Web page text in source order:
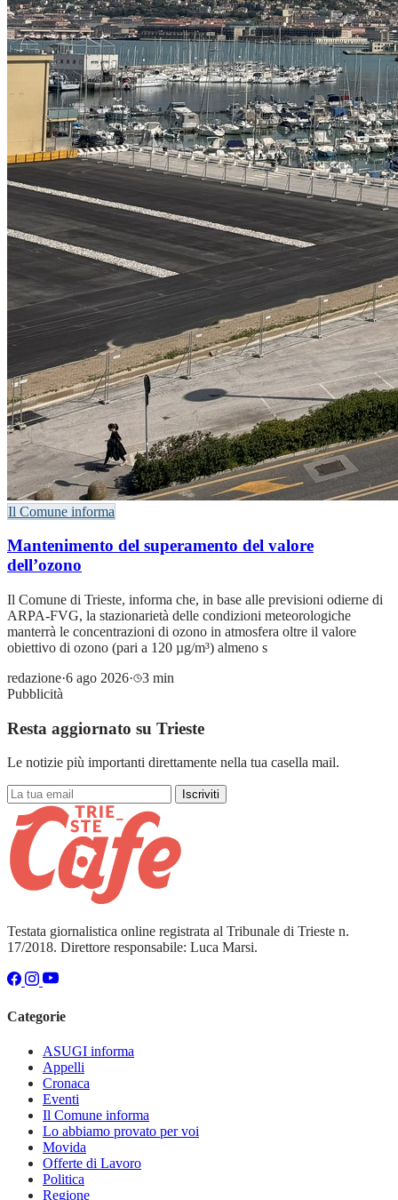
Il Comune informa
Mantenimento del superamento del valore
dell’ozono
Il Comune di Trieste, informa che, in base alle previsioni odierne di
ARPA-FVG, la stazionarietà delle condizioni meteorologiche
manterrà le concentrazioni di ozono in atmosfera oltre il valore
obiettivo di ozono (pari a 120 µg/m³) almeno s
redazione·6 ago 2026·
3 min
Pubblicità
Resta aggiornato su Trieste
Le notizie più importanti direttamente nella tua casella mail.
Iscriviti
Testata giornalistica online registrata al Tribunale di Trieste n.
17/2018. Direttore responsabile: Luca Marsi.
Categorie
ASUGI informa
Appelli
Cronaca
Eventi
Il Comune informa
Lo abbiamo provato per voi
Movida
Offerte di Lavoro
Politica
Regione